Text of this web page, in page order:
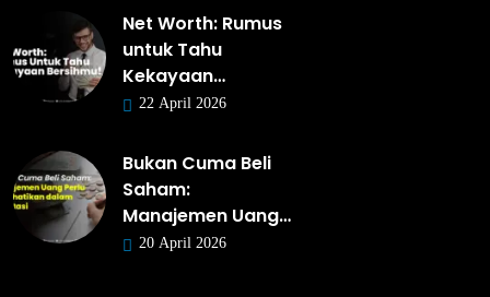
Net Worth: Rumus
untuk Tahu
Kekayaan…
22 April 2026
Bukan Cuma Beli
Saham:
Manajemen Uang…
20 April 2026